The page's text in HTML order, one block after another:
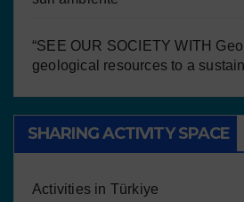
“SEE OUR SOCIETY WITH
geological resources to a
SHARING ACTIVITY SPACE
Activities in Türkiye